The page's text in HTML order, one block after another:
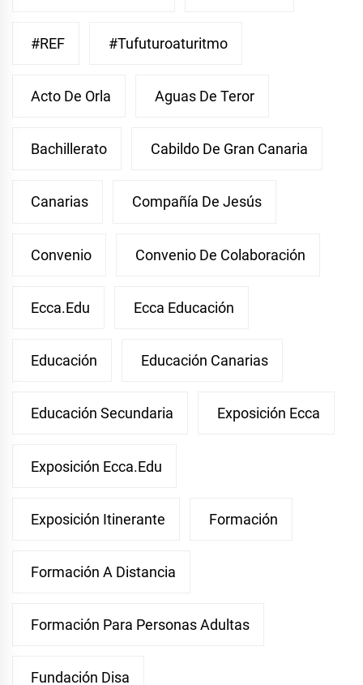
#REF #Tufuturoaturitmo
Acto De Orla Aguas De Teror
Bachillerato Cabildo De Gran Canaria
Canarias Compañía De Jesús
Convenio Convenio De Colaboración
Ecca.edu Ecca Educación
Educación Educación Canarias
Educación Secundaria Exposición Ecca
Exposición Ecca.edu
Exposición Itinerante Formación
Formación A Distancia
Formación Para Personas Adultas
Fundación Disa